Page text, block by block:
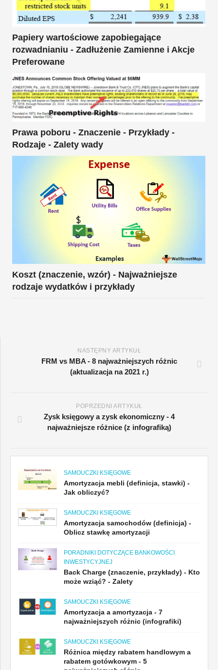
Papiery wartościowe zapobiegające
rozwadnianiu - Zadłużenie Zamienne i Akcje
Preferowane
Prawa poboru - Znaczenie - Przykłady -
Rodzaje - Zalety wady
Koszt (znaczenie, wzór) - Najważniejsze
rodzaje wydatków i przykłady
NASTĘPNY ARTYKUŁ
FRM vs MBA - 8 najważniejszych różnic
(aktualizacja na 2021 r.)
POPRZEDNI ARTYKUŁ
Zysk księgowy a zysk ekonomiczny - 4
najważniejsze różnice (z infografiką)
SAMOUCZKI KSIĘGOWE
Amortyzacja mebli (definicja, stawki) -
Jak obliczyć?
SAMOUCZKI KSIĘGOWE
Amortyzacja samochodów (definicja) -
Oblicz stawkę amortyzacji
PORADNIKI DOTYCZĄCE BANKOWOŚCI
INWESTYCYJNEJ
Back Charge (znaczenie, przykłady) - Kto
może wziąć? - Zalety
SAMOUCZKI KSIĘGOWE
Amortyzacja a amortyzacja - 7
najważniejszych różnic (infografiki)
SAMOUCZKI KSIĘGOWE
Różnica między rabatem handlowym a
rabatem gotówkowym - 5